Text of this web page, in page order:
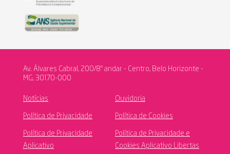
Av. Álvares Cabral, 200/8º andar - Centro, Belo Horizonte -
MG, 30170-000
Notícias Ouvidoria
Política de Privacidade Política de Cookies
Política de Privacidade
Aplicativo
Política de Privacidade e
Cookies Aplicativo Libertas